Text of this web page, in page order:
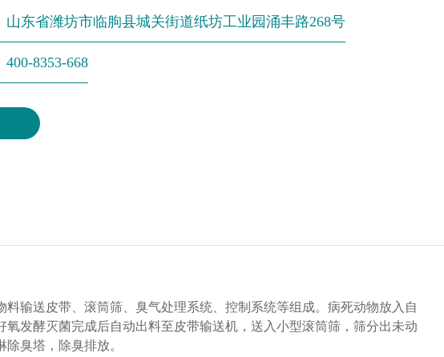
山东省潍坊市临朐县城关街道纸坊工业园涌丰路268号
8353-668
输送皮带、滚筒筛、臭气处理系统、控制系统等组成。病死动物放入自
发酵灭菌完成后自动出料至皮带输送机，送入小型滚筒筛，筛分出未动
臭塔，除臭排放。